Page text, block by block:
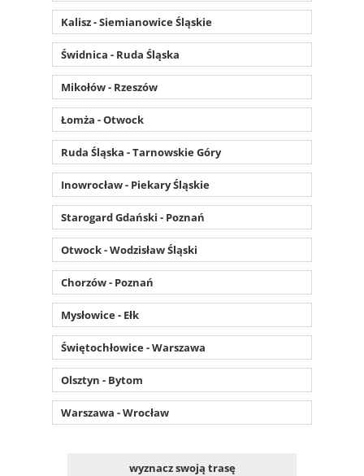
Kalisz - Siemianowice Śląskie
Świdnica - Ruda Śląska
Mikołów - Rzeszów
Łomża - Otwock
Ruda Śląska - Tarnowskie Góry
Inowrocław - Piekary Śląskie
Starogard Gdański - Poznań
Otwock - Wodzisław Śląski
Chorzów - Poznań
Mysłowice - Ełk
Świętochłowice - Warszawa
Olsztyn - Bytom
Warszawa - Wrocław
wyznacz swoją trasę